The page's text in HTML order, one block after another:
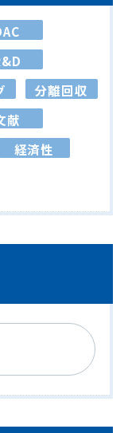
分離回収
献
経済性